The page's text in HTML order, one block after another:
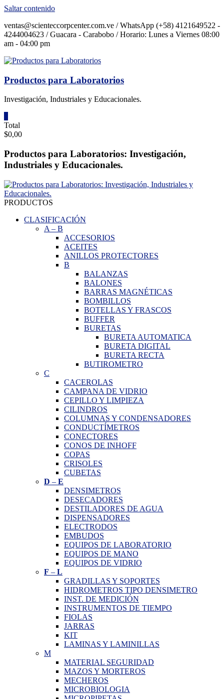
Saltar contenido
ventas@scienteccorpcenter.com.ve / WhatsApp (+58) 4121649522 -
4244004623 / Guacara - Carabobo / Horario: Lunes a Viernes 08:00
am - 04:00 pm
Productos para Laboratorios
Investigación, Industriales y Educacionales.
Total
$0,00
Productos para Laboratorios: Investigación,
Industriales y Educacionales.
PRODUCTOS
CLASIFICACIÓN
A – B
ACCESORIOS
ACEITES
ANILLOS PROTECTORES
B
BALANZAS
BALONES
BARRAS MAGNÉTICAS
BOMBILLOS
BOTELLAS Y FRASCOS
BUFFER
BURETAS
BURETA AUTOMATICA
BURETA DIGITAL
BURETA RECTA
BUTIROMETRO
C
CACEROLAS
CAMPANA DE VIDRIO
CEPILLO Y LIMPIEZA
CILINDROS
COLUMNAS Y CONDENSADORES
CONDUCTÍMETROS
CONECTORES
CONOS DE INHOFF
COPAS
CRISOLES
CUBETAS
D – E
DENSIMETROS
DESECADORES
DESTILADORES DE AGUA
DISPENSADORES
ELECTRODOS
EMBUDOS
EQUIPOS DE LABORATORIO
EQUIPOS DE MANO
EQUIPOS DE VIDRIO
F – L
GRADILLAS Y SOPORTES
HIDROMETROS TIPO DENSIMETRO
INST. DE MEDICIÓN
INSTRUMENTOS DE TIEMPO
FIOLAS
JARRAS
KIT
LAMINAS Y LAMINILLAS
M
MATERIAL SEGURIDAD
MAZOS Y MORTEROS
MECHEROS
MICROBIOLOGIA